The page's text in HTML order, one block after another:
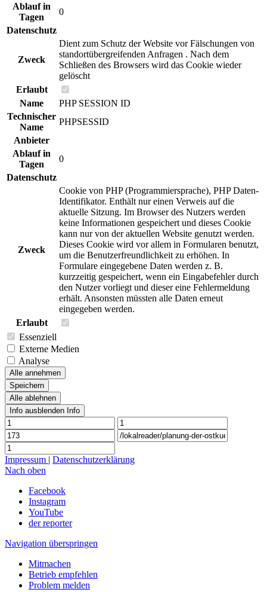
Ablauf in
Tagen
0
Datenschutz
Zweck
Dient zum Schutz der Website vor Fälschungen von
standortübergreifenden Anfragen . Nach dem
Schließen des Browsers wird das Cookie wieder
gelöscht
Erlaubt
Name
PHP SESSION ID
Technischer
Name
PHPSESSID
Anbieter
Ablauf in
Tagen
0
Datenschutz
Zweck
Cookie von PHP (Programmiersprache), PHP Daten-
Identifikator. Enthält nur einen Verweis auf die
aktuelle Sitzung. Im Browser des Nutzers werden
keine Informationen gespeichert und dieses Cookie
kann nur von der aktuellen Website genutzt werden.
Dieses Cookie wird vor allem in Formularen benutzt,
um die Benutzerfreundlichkeit zu erhöhen. In
Formulare eingegebene Daten werden z. B.
kurzzeitig gespeichert, wenn ein Eingabefehler durch
den Nutzer vorliegt und dieser eine Fehlermeldung
erhält. Ansonsten müssten alle Daten erneut
eingegeben werden.
Erlaubt
Essenziell
Externe Medien
Analyse
Alle annehmen
Speichern
Alle ablehnen
Info ausblenden Info
Impressum | Datenschutzerklärung
Nach oben
Facebook
Instagram
YouTube
der reporter
Navigation überspringen
Mitmachen
Betrieb empfehlen
Problem melden